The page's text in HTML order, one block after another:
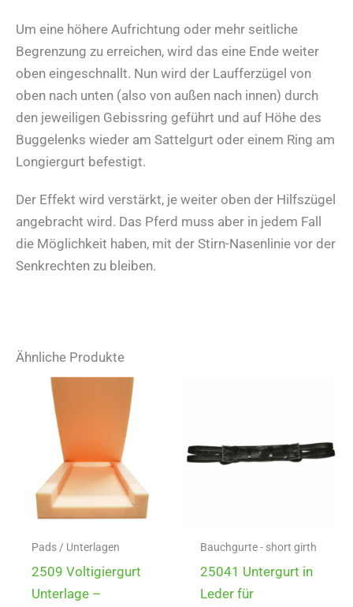
Um eine höhere Aufrichtung oder mehr seitliche
Begrenzung zu erreichen, wird das eine Ende weiter
oben eingeschnallt. Nun wird der Laufferzügel von
oben nach unten (also von außen nach innen) durch
den jeweiligen Gebissring geführt und auf Höhe des
Buggelenks wieder am Sattelgurt oder einem Ring am
Longiergurt befestigt.
Der Effekt wird verstärkt, je weiter oben der Hilfszügel
angebracht wird. Das Pferd muss aber in jedem Fall
die Möglichkeit haben, mit der Stirn-Nasenlinie vor der
Senkrechten zu bleiben.
Ähnliche Produkte
Pads / Unterlagen
2509 Voltigiergurt
Unterlage –
Bauchgurte - short girth
25041 Untergurt in
Leder für